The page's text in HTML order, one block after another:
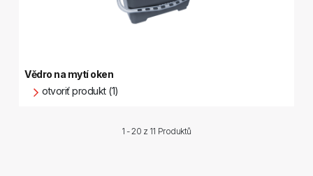
Vědro na mytí oken
otvoriť produkt (1)
1 - 20 z 11 Produktů